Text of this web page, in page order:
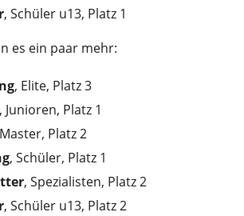
, Schüler u13, Platz 1
es ein paar mehr:
, Elite, Platz 3
, Junioren, Platz 1
Platz 2
, Schüler, Platz 1
, Spezialisten, Platz 2
, Schüler u13, Platz 2